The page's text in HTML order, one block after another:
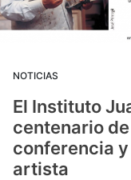
NOTICIAS
El Instituto
centenario
conferencia
artista